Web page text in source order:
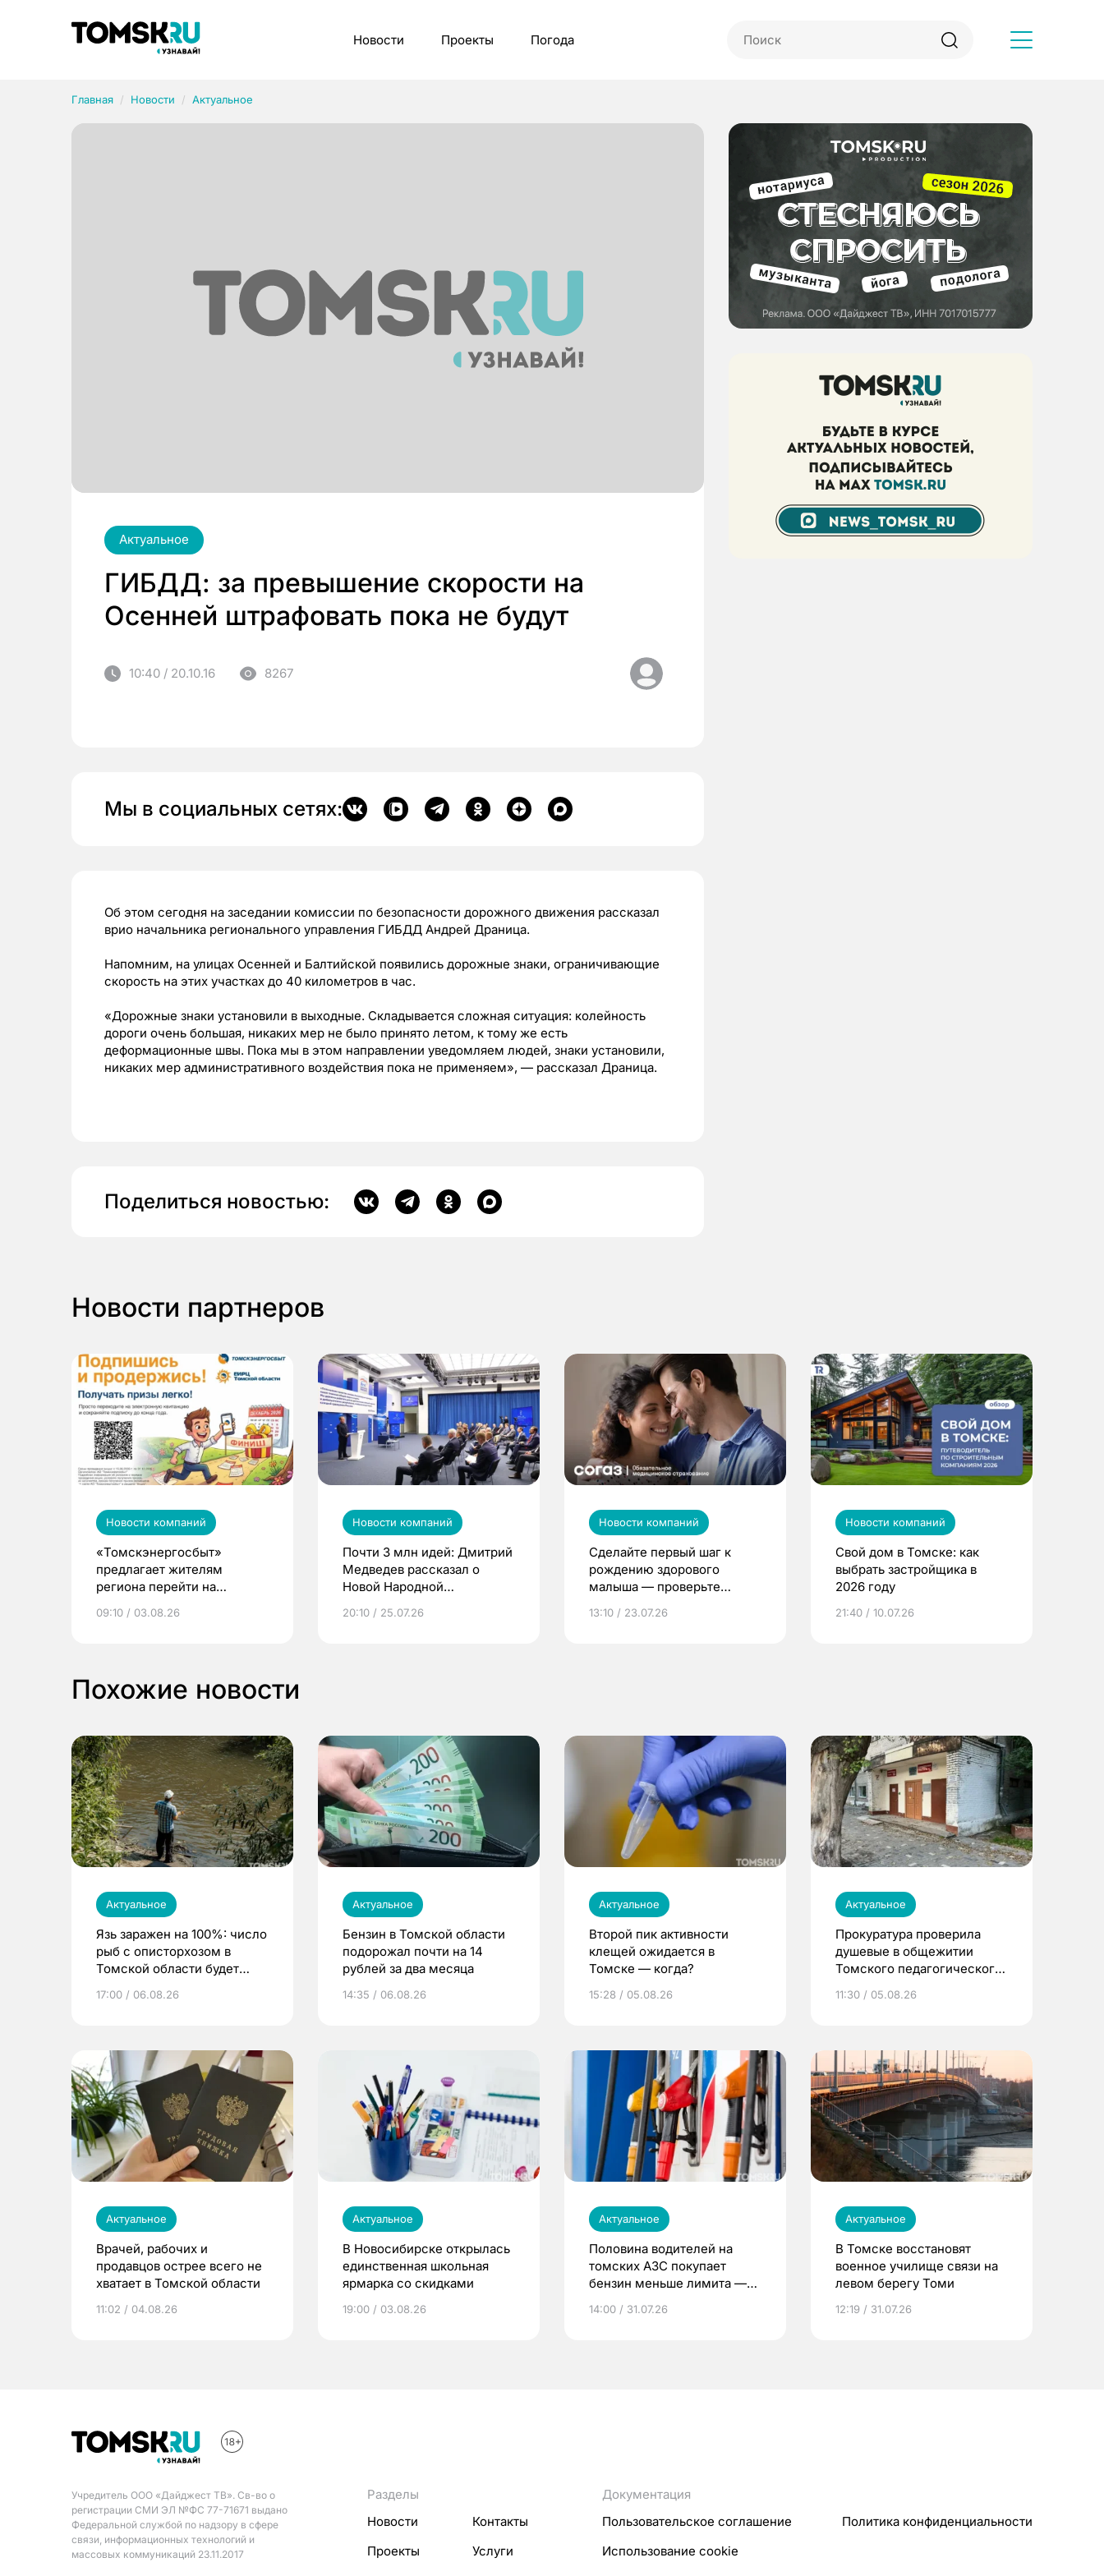
Новости Проекты Погода
Главная Новости Актуальное
Актуальное
ГИБДД: за превышение скорости на
Осенней штрафовать пока не будут
10:40 / 20.10.16 8267
Мы в социальных сетях:
Об этом сегодня на заседании комиссии по безопасности дорожного движения рассказал
врио начальника регионального управления ГИБДД Андрей Драница.
Напомним, на улицах Осенней и Балтийской появились дорожные знаки, ограничивающие
скорость на этих участках до 40 километров в час.
«Дорожные знаки установили в выходные. Складывается сложная ситуация: колейность
дороги очень большая, никаких мер не было принято летом, к тому же есть
деформационные швы. Пока мы в этом направлении уведомляем людей, знаки установили,
никаких мер административного воздействия пока не применяем», — рассказал Драница.
Поделиться новостью:
Новости партнеров
Новости компаний
«Томскэнергосбыт»
предлагает жителям
региона перейти на
выиграть призы
09:10 / 03.08.26
Новости компаний
Почти 3 млн идей: Дмитрий
Медведев рассказал о
Новой Народной
20:10 / 25.07.26
Новости компаний
Сделайте первый шаг к
рождению здорового
малыша — проверьте
по ОМС!
13:10 / 23.07.26
Новости компаний
Свой дом в Томске: как
выбрать застройщика в
2026 году
21:40 / 10.07.26
Похожие новости
Актуальное
Язь заражен на 100%: число
рыб с описторхозом в
Томской области будет
17:00 / 06.08.26
Актуальное
Бензин в Томской области
подорожал почти на 14
рублей за два месяца
14:35 / 06.08.26
Актуальное
Второй пик активности
клещей ожидается в
Томске — когда?
15:28 / 05.08.26
Актуальное
Прокуратура проверила
душевые в общежитии
Томского педагогического
11:30 / 05.08.26
Актуальное
Врачей, рабочих и
продавцов острее всего не
хватает в Томской области
11:02 / 04.08.26
Актуальное
В Новосибирске открылась
единственная школьная
ярмарка со скидками
19:00 / 03.08.26
Актуальное
Половина водителей на
томских АЗС покупает
бензин меньше лимита —
14:00 / 31.07.26
Актуальное
В Томске восстановят
военное училище связи на
левом берегу Томи
12:19 / 31.07.26
Учредитель ООО «Дайджест ТВ». Св-во о
регистрации СМИ ЭЛ №ФС 77-71671 выдано
Федеральной службой по надзору в сфере
связи, информационных технологий и
массовых коммуникаций 23.11.2017
Разделы
Новости
Контакты
Проекты
Услуги
Документация
Пользовательское соглашение
Политика конфиденциальности
Использование cookie
Рубрики